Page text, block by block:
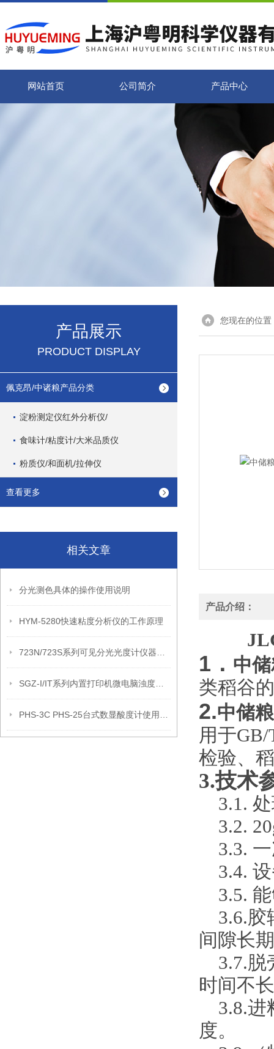
网站首页 公司简介 产品中心
产品展示
PRODUCT DISPLAY
佩克昂/中诸粮产品分类
淀粉测定仪红外分析仪/
食味计/粘度计/大米品质仪
粉质仪/和面机/拉伸仪
查看更多
相关文章
分光测色具体的操作使用说明
HYM-5280快速粘度分析仪的工作原理
您现在的位置
产品介绍：
1． 中
类稻谷
2.中储
用于
检验、
3.技术
3.1.
3.2.
3.3.
3.4.
3.5.
3.6.
间隙长
3.7.
时间不
3.8.
度。